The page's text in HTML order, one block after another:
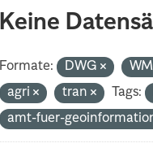
Keine
Formate: DWG
agri
tran Tags:
amt-fuer-